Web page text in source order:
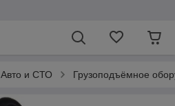
Авто и СТО Грузоподъёмное